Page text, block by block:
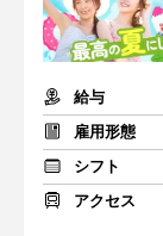
給与
雇用形態
シフト
アクセス